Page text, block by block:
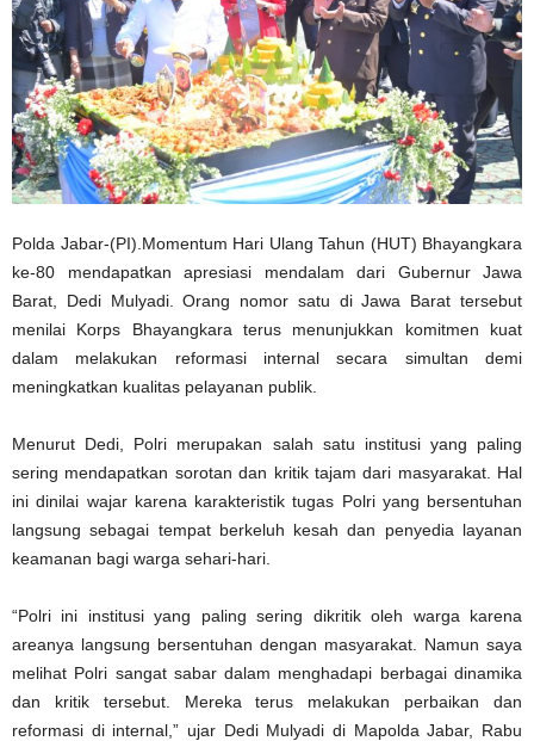
Polda Jabar-(PI).Momentum Hari Ulang Tahun (HUT) Bhayangkara
ke-80 mendapatkan apresiasi mendalam dari Gubernur Jawa
Barat, Dedi Mulyadi. Orang nomor satu di Jawa Barat tersebut
menilai Korps Bhayangkara terus menunjukkan komitmen kuat
dalam melakukan reformasi internal secara simultan demi
meningkatkan kualitas pelayanan publik.
Menurut Dedi, Polri merupakan salah satu institusi yang paling
sering mendapatkan sorotan dan kritik tajam dari masyarakat. Hal
ini dinilai wajar karena karakteristik tugas Polri yang bersentuhan
langsung sebagai tempat berkeluh kesah dan penyedia layanan
keamanan bagi warga sehari-hari.
“Polri ini institusi yang paling sering dikritik oleh warga karena
areanya langsung bersentuhan dengan masyarakat. Namun saya
melihat Polri sangat sabar dalam menghadapi berbagai dinamika
dan kritik tersebut. Mereka terus melakukan perbaikan dan
reformasi di internal,” ujar Dedi Mulyadi di Mapolda Jabar, Rabu